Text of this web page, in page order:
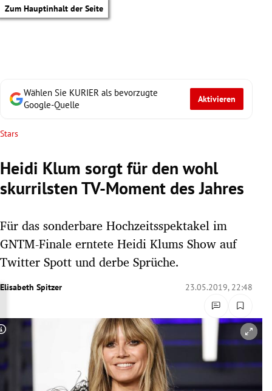
Zum Hauptinhalt der Seite
Untermenü
Untermenü
Untermenü
Wählen Sie KURIER als bevorzugte
Google-Quelle
Aktivieren
Stars
Heidi Klum sorgt für den wohl
skurrilsten TV-Moment des Jahres
Für das sonderbare Hochzeitsspektakel im
GNTM-Finale erntete Heidi Klums Show auf
Twitter Spott und derbe Sprüche.
Elisabeth Spitzer 23.05.2019, 22:48
Copyright-Hinweis öffnen/schließen